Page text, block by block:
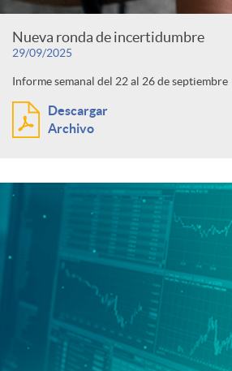
Nueva ronda de incertidumbre
29/09/2025
Informe semanal del 22 al 26 de septiembre
Descargar
Archivo